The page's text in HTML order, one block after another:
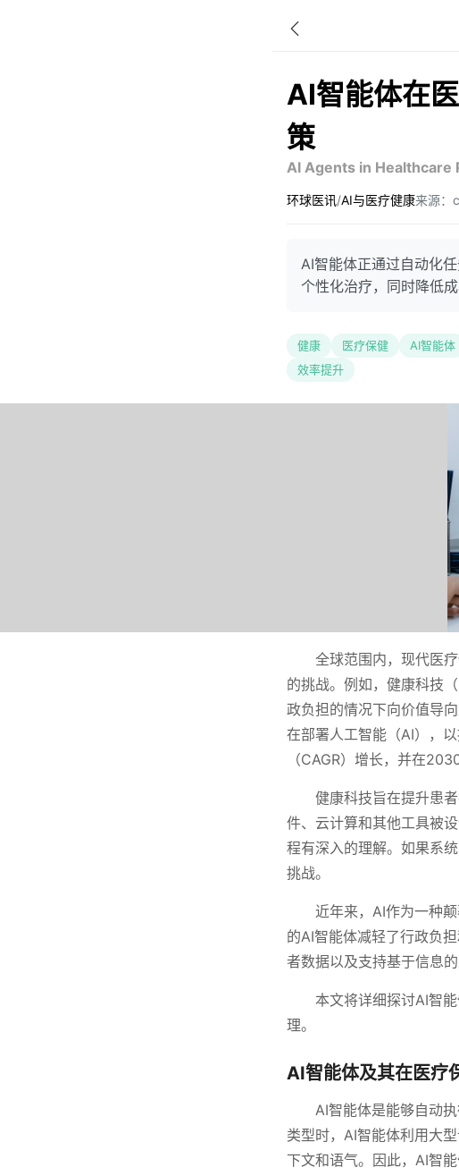
AI智能体在
策
AI Agents in Healthcare
环球医讯/AI与医疗健康来源：
AI智能体正通过自动化
个性化治疗，同时降低
健康 医疗保健 AI智能体
效率提升
全球范围内，现代医
的挑战。例如，健康科技
政负担的情况下向价值导
在部署人工智能（AI），
（CAGR）增长，并在
健康科技旨在提升患
件、云计算和其他工具被
程有深入的理解。如果系
挑战。
近年来，AI作为一种
的AI智能体减轻了行政负
者数据以及支持基于信息
本文将详细探讨AI智
理。
AI智能体及其在医疗
AI智能体是能够自动
类型时，AI智能体利用大
下文和语气。因此，AI智